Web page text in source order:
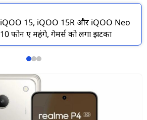
iQOO 15, iQOO 15R और iQOO Neo
10 फोन हुए महंगे, गेमर्स को लगा झटका